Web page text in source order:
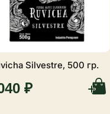
Silvestre, 500 гр.
₽